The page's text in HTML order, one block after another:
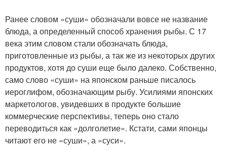
Ранее словом «суши» обозначали вовсе не название
блюда, а определенный способ хранения рыбы. С 17
века этим словом стали обозначать блюда,
приготовленные из рыбы, а так же из некоторых других
продуктов, хотя до суши еще было далеко. Собственно,
само слово «суши» на японском раньше писалось
иероглифом, обозначающим рыбу. Усилиями японских
маркетологов, увидевших в продукте большие
коммерческие перспективы, теперь оно стало
переводиться как «долголетие». Кстати, сами японцы
читают его не «суши», а «суси».